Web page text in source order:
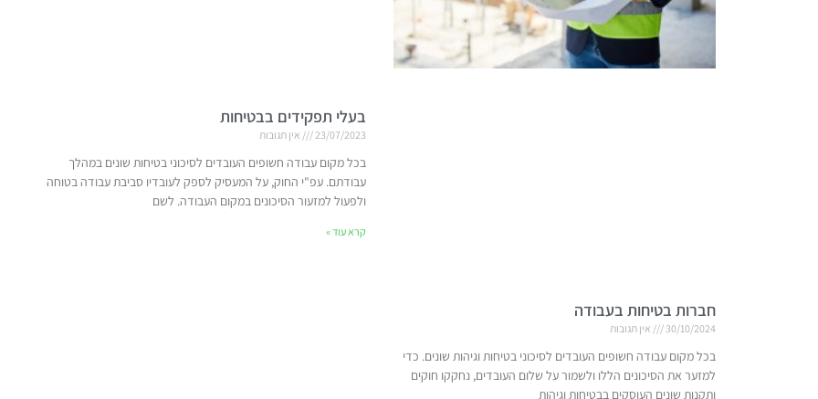
חברות בטיחות בעבודה
30/10/2024 אין תגובות
בכל מקום עבודה חשופים העובדים לסיכוני בטיחות וגיהות שונים. כדי
למזער את הסיכונים הללו ולשמור על שלום העובדים, נחקקו חוקים
ותקנות שונים העוסקים בבטיחות וגיהות
בעלי תפקידים בבטיחות
23/07/2023 אין תגובות
בכל מקום עבודה חשופים העובדים לסיכוני בטיחות שונים במהלך
עבודתם. עפ"י החוק, על המעסיק לספק לעובדיו סביבת עבודה בטוחה
ולפעול למזעור הסיכונים במקום העבודה. לשם
קרא עוד »